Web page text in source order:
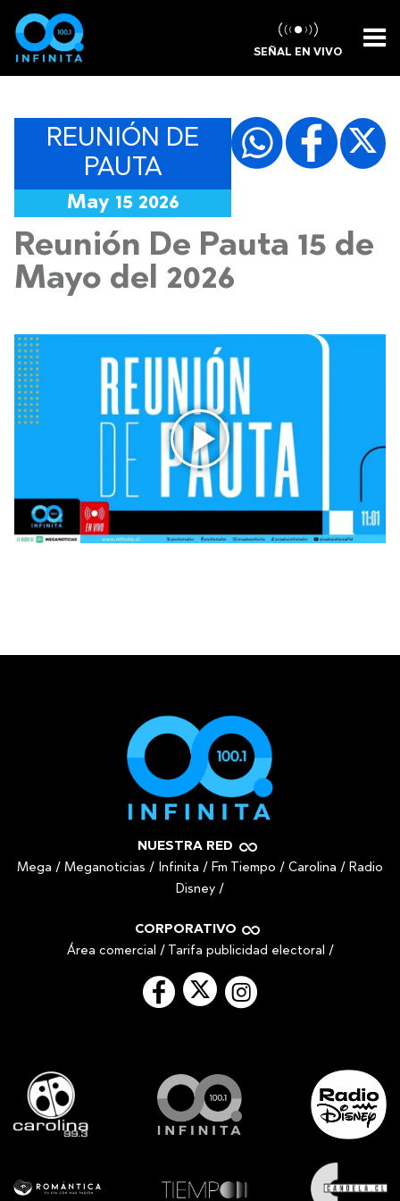
SEÑAL EN VIVO
REUNIÓN DE
PAUTA
May 15 2026
Reunión De Pauta 15 de
Mayo del 2026
NUESTRA RED
Mega / Meganoticias / Infinita / Fm Tiempo / Carolina / Radio
Disney /
CORPORATIVO
Área comercial / Tarifa publicidad electoral /